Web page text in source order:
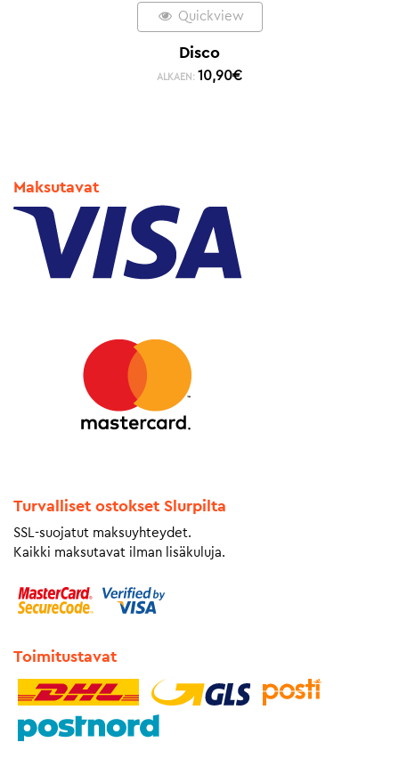
Quickview
Disco
ALKAEN: 10,90€
Maksutavat
Turvalliset ostokset Slurpilta
SSL-suojatut maksuyhteydet.
Kaikki maksutavat ilman lisäkuluja.
Toimitustavat